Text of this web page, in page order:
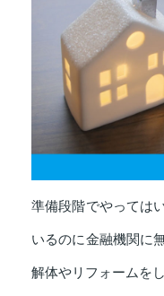
準備段階でやっては
いるのに金融機関に
解体やリフォームを